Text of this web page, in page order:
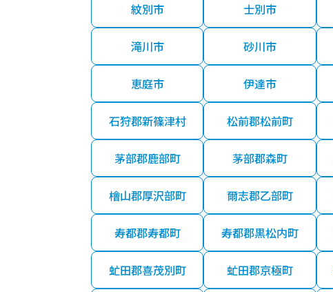
紋別市 士別市
滝川市 砂川市
恵庭市 伊達市
石狩郡新篠津村 松前郡松前町
茅部郡鹿部町 茅部郡森町
檜山郡厚沢部町 爾志郡乙部町
寿都郡寿都町 寿都郡黒松内町
虻田郡喜茂別町 虻田郡京極町